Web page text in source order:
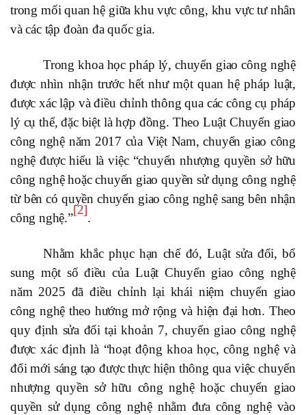
trong mối quan hệ giữa khu vực công, khu vực tư nhân
và các tập đoàn đa quốc gia.
Trong khoa học pháp lý, chuyển giao công nghệ
được nhìn nhận trước hết như một quan hệ pháp luật,
được xác lập và điều chỉnh thông qua các công cụ pháp
lý cụ thể, đặc biệt là hợp đồng. Theo Luật Chuyển giao
công nghệ năm 2017 của Việt Nam, chuyển giao công
nghệ được hiểu là việc “chuyển nhượng quyền sở hữu
công nghệ hoặc chuyển giao quyền sử dụng công nghệ
từ bên có quyền chuyển giao công nghệ sang bên nhận
công nghệ.”
[2]
.
Nhằm khắc phục hạn chế đó, Luật sửa đổi, bổ
sung một số điều của Luật Chuyển giao công nghệ
năm 2025 đã điều chỉnh lại khái niệm chuyển giao
công nghệ theo hướng mở rộng và hiện đại hơn. Theo
quy định sửa đổi tại khoản 7, chuyển giao công nghệ
được xác định là “hoạt động khoa học, công nghệ và
đổi mới sáng tạo được thực hiện thông qua việc chuyển
nhượng quyền sở hữu công nghệ hoặc chuyển giao
quyền sử dụng công nghệ nhằm đưa công nghệ vào